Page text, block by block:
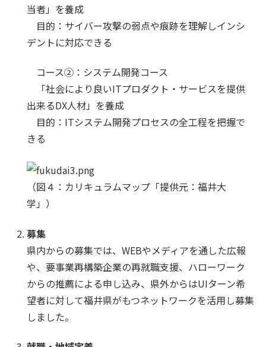
当者」を養成
目的：サイバー攻撃の弱点や痕跡を理解しインシ
デントに対応できる
コース②：システム開発コース
「社会により良いITプロダクト・サービスを提供
出来るDX人材」を養成
目的：ITシステム開発プロセスの全工程を把握で
きる
（図４：カリキュラムマップ「提供元：福井大
学」）
募集
県内からの募集では、WEBやメディアを通した広報
や、要事業再構築企業の再就職支援、ハローワーク
からの推薦による申し込み、県外からはUIターン希
望者に対して福井県がもつネットワークを活用し募集
しました。